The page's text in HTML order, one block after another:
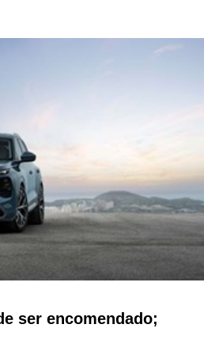
ser encomendado;